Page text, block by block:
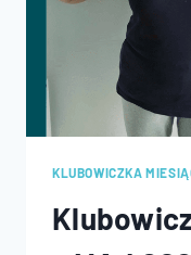
KLUBOWICZKA